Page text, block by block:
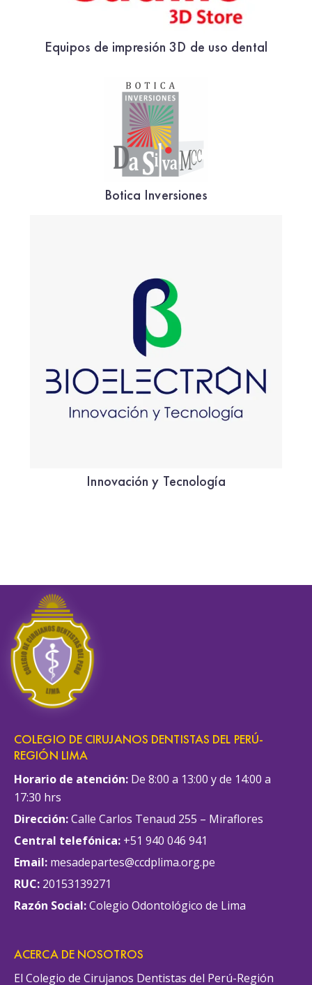
Equipos de impresión 3D de uso dental
Botica Inversiones
Innovación y Tecnología
COLEGIO DE CIRUJANOS DENTISTAS DEL PERÚ-
REGIÓN LIMA
Horario de atención: De 8:00 a 13:00 y de 14:00 a
17:30 hrs
Dirección:Calle Carlos Tenaud 255 – Miraflores
Central telefónica: +51 940 046 941
Email: mesadepartes@ccdplima.org.pe
RUC: 20153139271
Razón Social:Colegio Odontológico de Lima
ACERCA DE NOSOTROS
El Colegio de Cirujanos Dentistas del Perú-Región